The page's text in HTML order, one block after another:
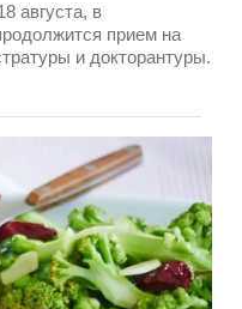
августа, в
прием на
и докторантуры.